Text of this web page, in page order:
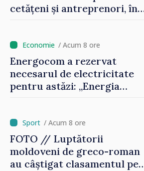
cetățeni și antreprenori, în
/ Acum 8 ore
Energocom a rezervat
necesarul de electricitate
pentru astăzi: „Energia
scumpă, în special în orele
de vârf”
/ Acum 8 ore
FOTO // Luptătorii
moldoveni de greco-roman
au câștigat clasamentul pe